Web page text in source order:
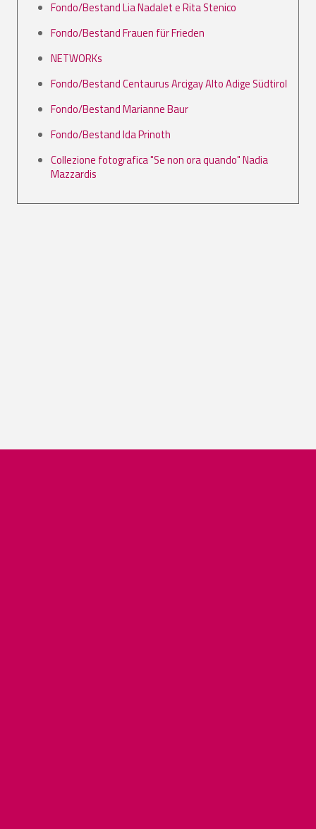
Fondo/Bestand Lia Nadalet e Rita Stenico
Fondo/Bestand Frauen für Frieden
NETWORKs
Fondo/Bestand Centaurus Arcigay Alto Adige Südtirol
Fondo/Bestand Marianne Baur
Fondo/Bestand Ida Prinoth
Collezione fotografica "Se non ora quando" Nadia
Mazzardis